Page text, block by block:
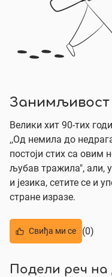
Занимљивост
Велики хит 90-тих
,,Од немила до
постоји стих са овим
љубав тражила", али,
и језика, сетите се и
стране изразе.
Свиђа ми се (0)
Подели реч